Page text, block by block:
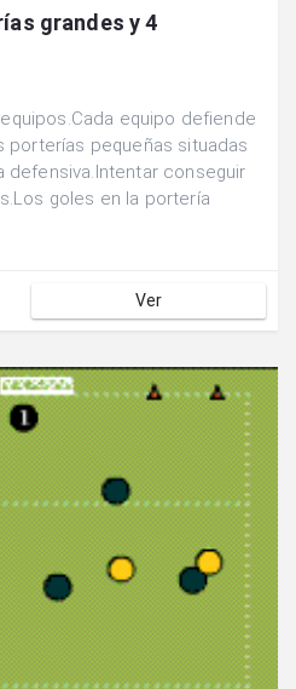
grandes y 4
equipo defiende
porterías pequeñas situadas
defensiva.Intentar conseguir
goles en la portería
Ver